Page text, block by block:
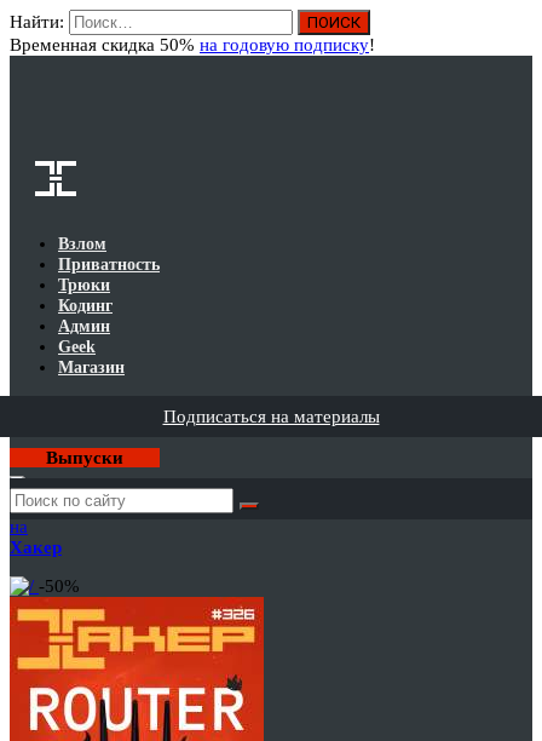
Найти:
Временная скидка 50% на годовую подписку!
Взлом
Приватность
Трюки
Кодинг
Админ
Geek
Магазин
Подписаться на материалы
Выпуски
Годовая
подписка
на
Хакер
-50%